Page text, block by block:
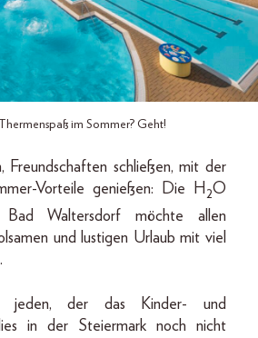
im Sommer? Geht!
Freundschaften schließen, mit der
Vorteile genießen: Die H 2O
Bad Waltersdorf möchte allen
und lustigen Urlaub mit viel
jeden, der das Kinder- und
in der Steiermark noch nicht